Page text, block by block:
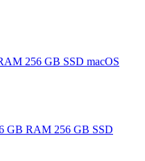
256 GB SSD macOS
GB RAM 256 GB SSD